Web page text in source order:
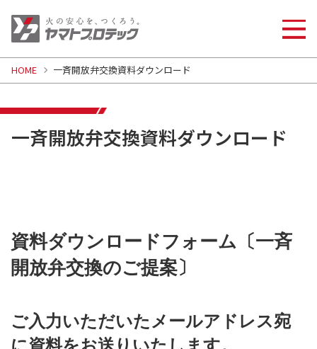
一斉開放弁交換資料ダウンロード
HOME 一斉開放弁交換資料ダウンロード